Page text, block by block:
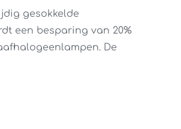
gesokkelde
een besparing van 20%
De